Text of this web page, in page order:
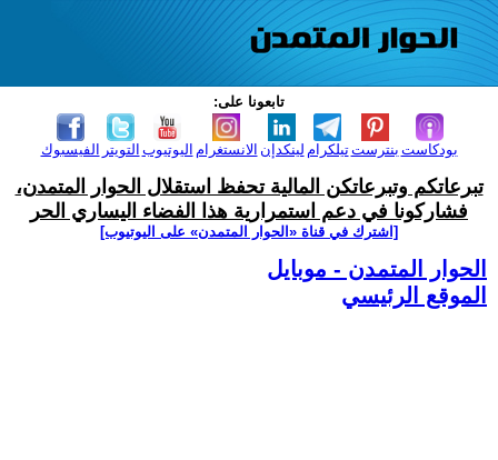
تابعونا على:
الفيسبوك التويتر اليوتيوب الانستغرام لينكدإن تيلكرامبنترست بودكاست
تبرعاتكم وتبرعاتكن المالية تحفظ استقلال الحوار المتمدن،
فشاركونا في دعم استمرارية هذا الفضاء اليساري الحر
[اشترك في قناة ‫«الحوار المتمدن» على اليوتيوب]
الحوار المتمدن - موبايل
الموقع الرئيسي